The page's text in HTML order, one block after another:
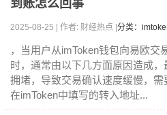
到账怎么回事
2025-08-25 | 作者: 财经热点 | 分类：
，当用户从imToken钱包向易欧交
时，通常由以下几方面原因造成
拥堵，导致交易确认速度缓慢，
在imToken中填写的转入地址...